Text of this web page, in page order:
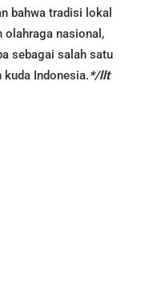
bahwa tradisi lokal
olahraga nasional,
sebagai salah satu
kuda Indonesia.*/llt